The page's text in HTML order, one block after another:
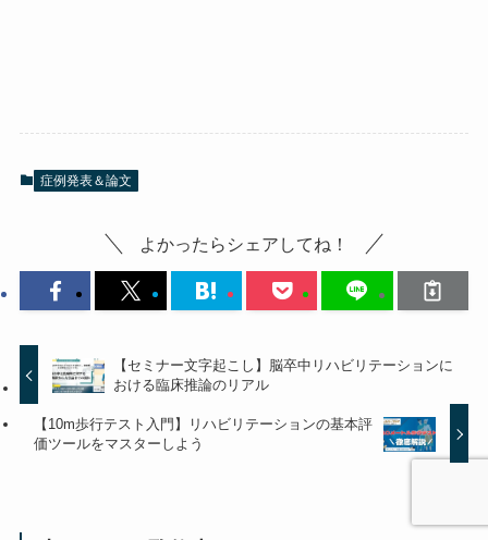
症例発表＆論文
よかったらシェアしてね！
【セミナー文字起こし】脳卒中リハビリテーションに
おける臨床推論のリアル
【10m歩行テスト入門】リハビリテーションの基本評
価ツールをマスターしよう